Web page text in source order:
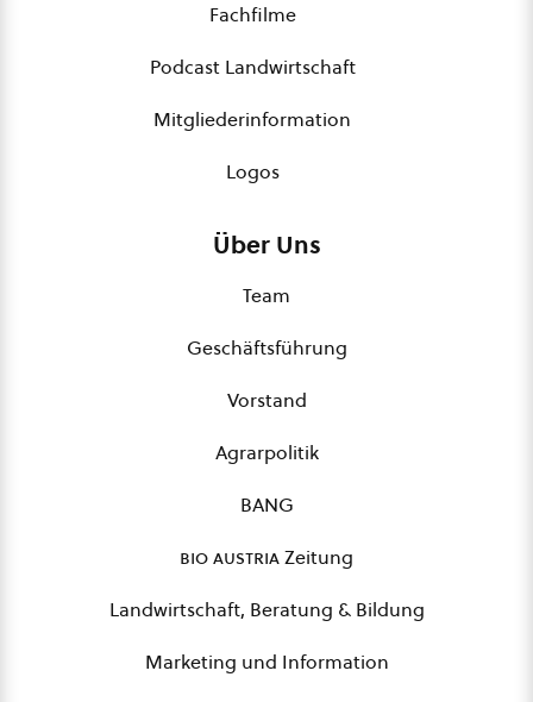
Fachfilme
Podcast Landwirtschaft
Mitgliederinformation
Logos
Über Uns
Team
Geschäftsführung
Vorstand
Agrarpolitik
BANG
bio austriaZeitung
Landwirtschaft, Beratung & Bildung
Marketing und Information